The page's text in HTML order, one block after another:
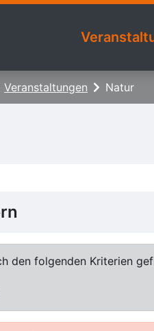
Veranstaltungen Natur
den folgenden Kriterien